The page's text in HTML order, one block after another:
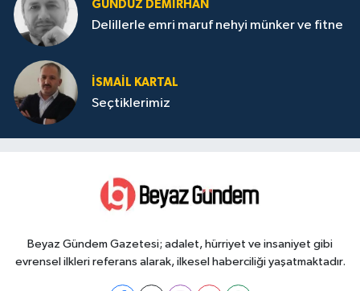
GÜNDÜZ DEMIRHAN
Delillerle emri maruf nehyi münker ve fitne
İSMAIL KARTAL
Seçtiklerimiz
Beyaz Gündem Gazetesi; adalet, hürriyet ve insaniyet gibi
evrensel ilkleri referans alarak, ilkesel haberciliği yaşatmaktadır.